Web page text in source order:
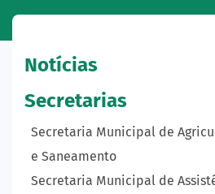
Notícias
Secretarias
Secretaria Municipal de
e Saneamento
Secretaria Municipal de